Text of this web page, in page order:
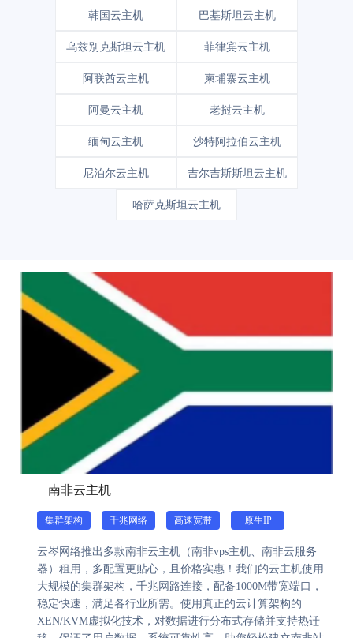
韩国云主机 巴基斯坦云主机
乌兹别克斯坦云主机 菲律宾云主机
阿联酋云主机 柬埔寨云主机
阿曼云主机 老挝云主机
缅甸云主机 沙特阿拉伯云主机
尼泊尔云主机 吉尔吉斯斯坦云主机
哈萨克斯坦云主机
南非云主机
集群架构 千兆网络 高速宽带 原生IP
云岑网络推出多款南非云主机（南非vps主机、南非云服务
器）租用，多配置更贴心，且价格实惠！我们的云主机使用
大规模的集群架构，千兆网路连接，配备1000M带宽端口，
稳定快速，满足各行业所需。使用真正的云计算架构的
XEN/KVM虚拟化技术，对数据进行分布式存储并支持热迁